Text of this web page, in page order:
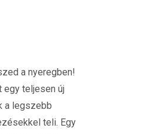
a nyeregben!
teljesen új
a legszebb
teli. Egy